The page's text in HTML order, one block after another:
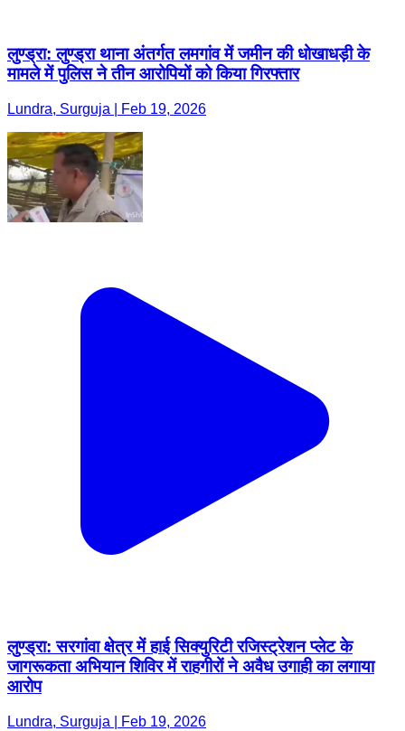
लुण्ड्रा: लुण्ड्रा थाना अंतर्गत लमगांव में जमीन की धोखाधड़ी के
मामले में पुलिस ने तीन आरोपियों को किया गिरफ्तार
Lundra, Surguja | Feb 19, 2026
लुण्ड्रा: सरगांवा क्षेत्र में हाई सिक्युरिटी रजिस्ट्रेशन प्लेट के
जागरूकता अभियान शिविर में राहगीरों ने अवैध उगाही का लगाया
आरोप
Lundra, Surguja | Feb 19, 2026